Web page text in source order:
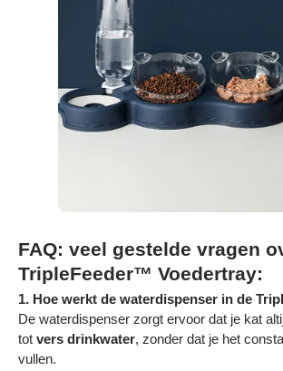
FAQ: veel gestelde vragen
TripleFeeder™ Voedertray:
1. Hoe werkt de waterdispenser in de
De waterdispenser zorgt ervoor dat je kat
tot vers drinkwater, zonder dat je het
vullen.